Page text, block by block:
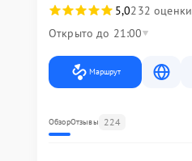
5,0232 оценки
Открыто до 21:00
Маршрут
ОбзорОтзывы 224